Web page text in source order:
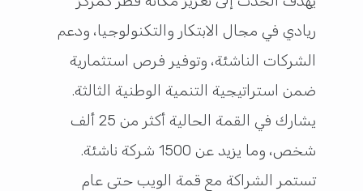
ريادي في مجال الابتكار والتكنولوجيا، ودعم
الشركات الناشئة، وتوفير فرص استثمارية
ضمن استراتيجية التنمية الوطنية الثالثة.
يشارك في القمة الحالية أكثر من 25 ألف
شخص، وما يزيد عن 1500 شركة ناشئة.
تستمر الشراكة مع قمة الويب حتى عام